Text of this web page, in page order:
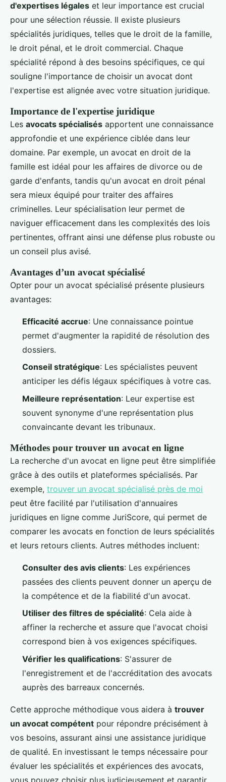
d'expertises légales et leur importance est crucial
pour une sélection réussie. Il existe plusieurs
spécialités juridiques, telles que le droit de la famille,
le droit pénal, et le droit commercial. Chaque
spécialité répond à des besoins spécifiques, ce qui
souligne l'importance de choisir un avocat dont
l'expertise est alignée avec votre situation juridique.
Importance de l'expertise juridique
Les avocats spécialisés apportent une connaissance
approfondie et une expérience ciblée dans leur
domaine. Par exemple, un avocat en droit de la
famille est idéal pour les affaires de divorce ou de
garde d'enfants, tandis qu'un avocat en droit pénal
sera mieux équipé pour traiter des affaires
criminelles. Leur spécialisation leur permet de
naviguer efficacement dans les complexités des lois
pertinentes, offrant ainsi une défense plus robuste ou
un conseil plus avisé.
Avantages d’un avocat spécialisé
Opter pour un avocat spécialisé présente plusieurs
avantages:
Efficacité accrue: Une connaissance pointue
permet d'augmenter la rapidité de résolution des
dossiers.
Conseil stratégique: Les spécialistes peuvent
anticiper les défis légaux spécifiques à votre cas.
Meilleure représentation: Leur expertise est
souvent synonyme d'une représentation plus
convaincante devant les tribunaux.
Méthodes pour trouver un avocat en ligne
La recherche d'un avocat en ligne peut être simplifiée
grâce à des outils et plateformes spécialisés. Par
exemple, trouver un avocat spécialisé près de moi
peut être facilité par l'utilisation d'annuaires
juridiques en ligne comme JuriScore, qui permet de
comparer les avocats en fonction de leurs spécialités
et leurs retours clients. Autres méthodes incluent:
Consulter des avis clients: Les expériences
passées des clients peuvent donner un aperçu de
la compétence et de la fiabilité d'un avocat.
Utiliser des filtres de spécialité: Cela aide à
affiner la recherche et assure que l'avocat choisi
correspond bien à vos exigences spécifiques.
Vérifier les qualifications: S'assurer de
l'enregistrement et de l'accréditation des avocats
auprès des barreaux concernés.
Cette approche méthodique vous aidera à trouver
un avocat compétent pour répondre précisément à
vos besoins, assurant ainsi une assistance juridique
de qualité. En investissant le temps nécessaire pour
évaluer les spécialités et expériences des avocats,
vous pouvez choisir plus judicieusement et garantir